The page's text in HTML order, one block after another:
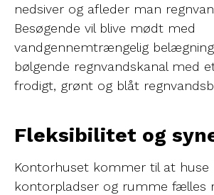
nedsiver og afleder man
Besøgende vil blive mødt med
vandgennemtrængelig
bølgende regnvandskanal med
frodigt, grønt og blåt
Fleksibilitet og
Kontorhuset kommer til at huse
kontorpladser og rumme fælles